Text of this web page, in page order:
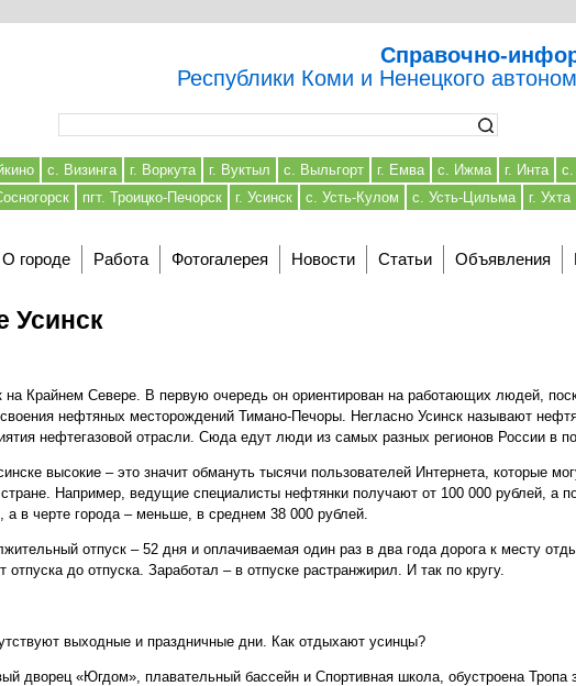
Справочно-
Республики Коми и Ненецкого
с. Визинга г. Воркута г. Вуктыл с. Выльгорт г. Емва с. Ижма г. Инта с.
пгт. Троицко-Печорск г. Усинск с. Усть-Кулом с. Усть-Цильма г. Ухта
О городе Работа Фотогалерея Новости Статьи Объявления
Усинск
на Крайнем Севере. В первую очередь он ориентирован на работающих людей,
нефтяных месторождений Тимано-Печоры. Негласно Усинск называют
нефтегазовой отрасли. Сюда едут люди из самых разных регионов России в
высокие – это значит обмануть тысячи пользователей Интернета, которые
Например, ведущие специалисты нефтянки получают от 100 000 рублей, а
в черте города – меньше, в среднем 38 000 рублей.
отпуск – 52 дня и оплачиваемая один раз в два года дорога к месту
до отпуска. Заработал – в отпуске растранжирил. И так по кругу.
выходные и праздничные дни. Как отдыхают усинцы?
дворец «Югдом», плавательный бассейн и Спортивная школа, обустроена Тропа